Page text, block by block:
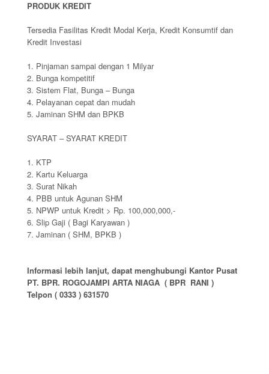
PRODUK KREDIT
Tersedia Fasilitas Kredit Modal Kerja, Kredit Konsumtif dan
Kredit Investasi
1. Pinjaman sampai dengan 1 Milyar
2. Bunga kompetitif
3. Sistem Flat, Bunga – Bunga
4. Pelayanan cepat dan mudah
5. Jaminan SHM dan BPKB
SYARAT – SYARAT KREDIT
1. KTP
2. Kartu Keluarga
3. Surat Nikah
4. PBB untuk Agunan SHM
5. NPWP untuk Kredit > Rp. 100,000,000,-
6. Slip Gaji ( Bagi Karyawan )
7. Jaminan ( SHM, BPKB )
Informasi lebih lanjut, dapat menghubungi Kantor Pusat
PT. BPR. ROGOJAMPI ARTA NIAGA ( BPR RANI )
Telpon ( 0333 ) 631570